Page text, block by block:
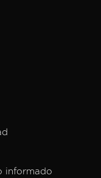
informado